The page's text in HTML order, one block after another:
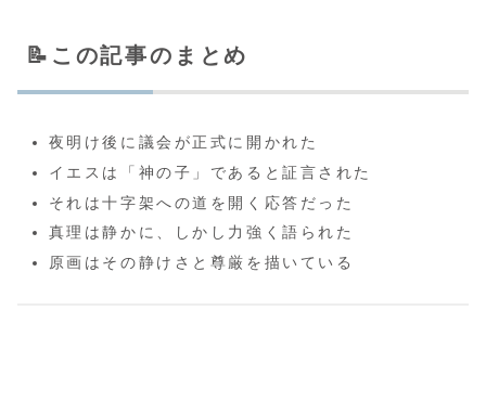
📝この記事のまとめ
夜明け後に議会が正式に開かれた
イエスは「神の子」であると証言された
それは十字架への道を開く応答だった
真理は静かに、しかし力強く語られた
原画はその静けさと尊厳を描いている